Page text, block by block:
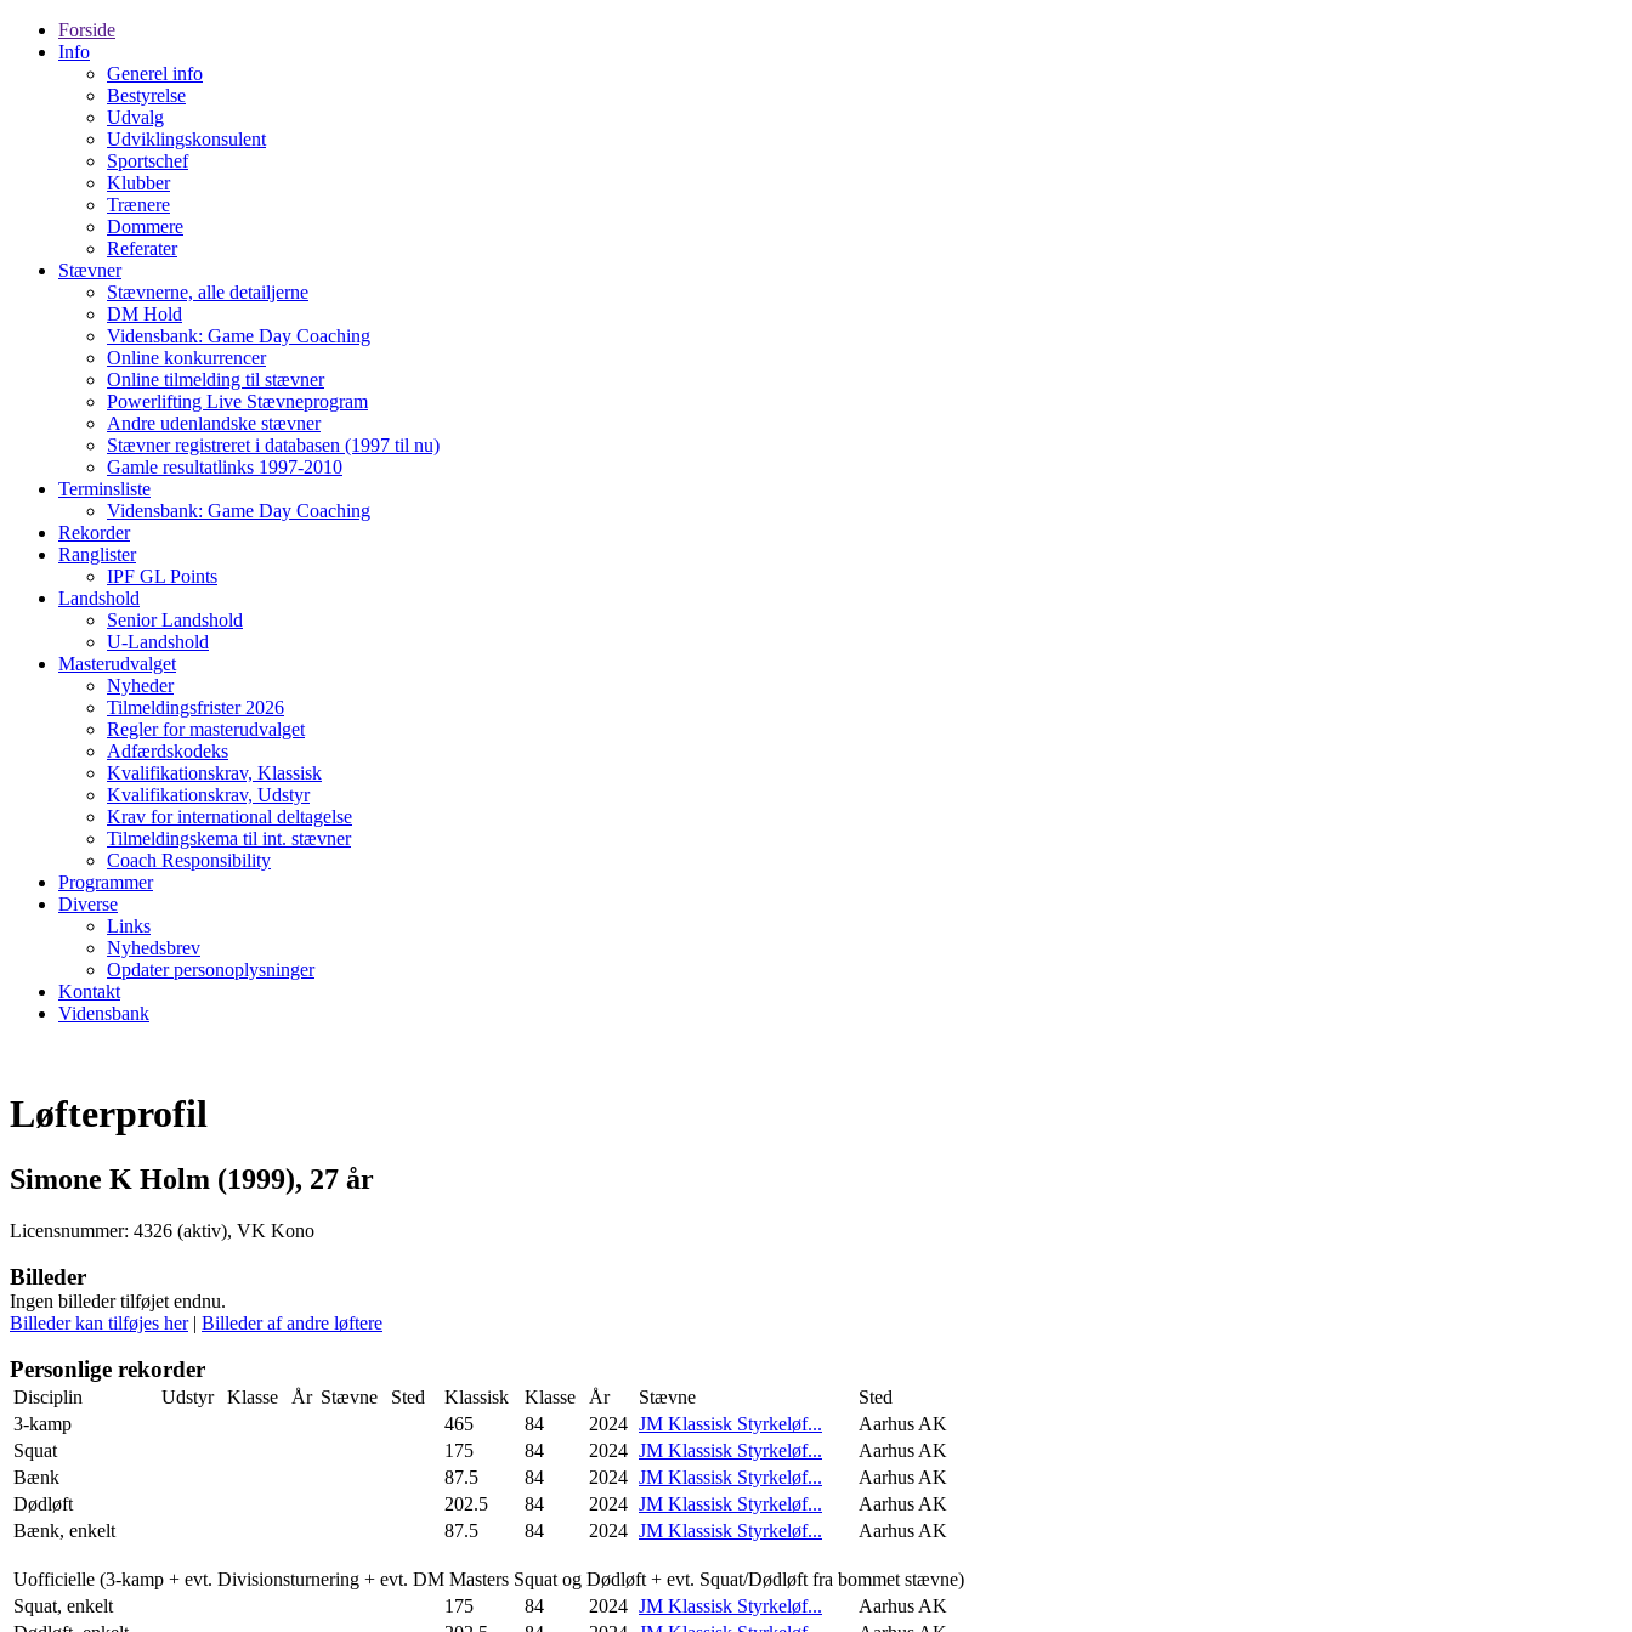
Forside
Info
Generel info
Bestyrelse
Udvalg
Udviklingskonsulent
Sportschef
Klubber
Trænere
Dommere
Referater
Stævner
Stævnerne, alle detailjerne
DM Hold
Vidensbank: Game Day Coaching
Online konkurrencer
Online tilmelding til stævner
Powerlifting Live Stævneprogram
Andre udenlandske stævner
Stævner registreret i databasen (1997 til nu)
Gamle resultatlinks 1997-2010
Terminsliste
Vidensbank: Game Day Coaching
Rekorder
Ranglister
IPF GL Points
Landshold
Senior Landshold
U-Landshold
Masterudvalget
Nyheder
Tilmeldingsfrister 2026
Regler for masterudvalget
Adfærdskodeks
Kvalifikationskrav, Klassisk
Kvalifikationskrav, Udstyr
Krav for international deltagelse
Tilmeldingskema til int. stævner
Coach Responsibility
Programmer
Diverse
Links
Nyhedsbrev
Opdater personoplysninger
Kontakt
Vidensbank
Løfterprofil
Simone K Holm (1999), 27 år
Licensnummer: 4326 (aktiv), VK Kono
Billeder
Ingen billeder tilføjet endnu.
Billeder kan tilføjes her| Billeder af andre løftere
Personlige rekorder
Disciplin Udstyr Klasse År Stævne Sted Klassisk Klasse År Stævne
Sted
3-kamp
465 84 2024 JM Klassisk Styrkeløf...
Aarhus AK
Squat
175 84 2024 JM Klassisk Styrkeløf...
Aarhus AK
Bænk
87.5 84 2024 JM Klassisk Styrkeløf...
Aarhus AK
Dødløft
202.5 84 2024 JM Klassisk Styrkeløf...
Aarhus AK
Bænk, enkelt
87.5 84 2024 JM Klassisk Styrkeløf... Aarhus AK
Uofficielle (3-kamp + evt. Divisionsturnering + evt. DM Masters Squat og Dødløft + evt. Squat/Dødløft fra bommet stævne)
Squat, enkelt
175 84 2024 JM Klassisk Styrkeløf...
Aarhus AK